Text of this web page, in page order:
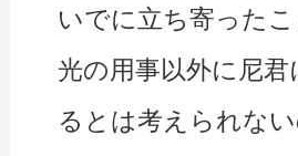
いでに立ち寄ったこ
光の用事以外に尼君
るとは考えられな